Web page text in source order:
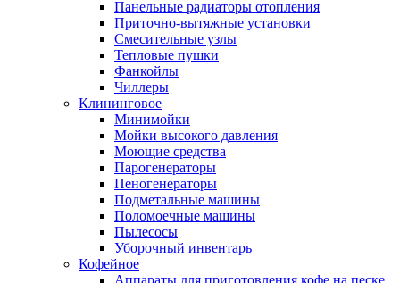
Панельные радиаторы отопления
Приточно-вытяжные установки
Смесительные узлы
Тепловые пушки
Фанкойлы
Чиллеры
Клининговое
Минимойки
Мойки высокого давления
Моющие средства
Парогенераторы
Пеногенераторы
Подметальные машины
Поломоечные машины
Пылесосы
Уборочный инвентарь
Кофейное
Аппараты для приготовления кофе на песке